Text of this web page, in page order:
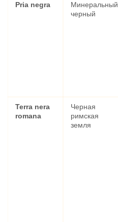
Pria negra
Минеральный
черный
Terra nera
romana
Черная
римская
земля